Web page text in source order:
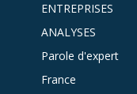
ENTREPRISES
ANALYSES
Parole d'expert
France